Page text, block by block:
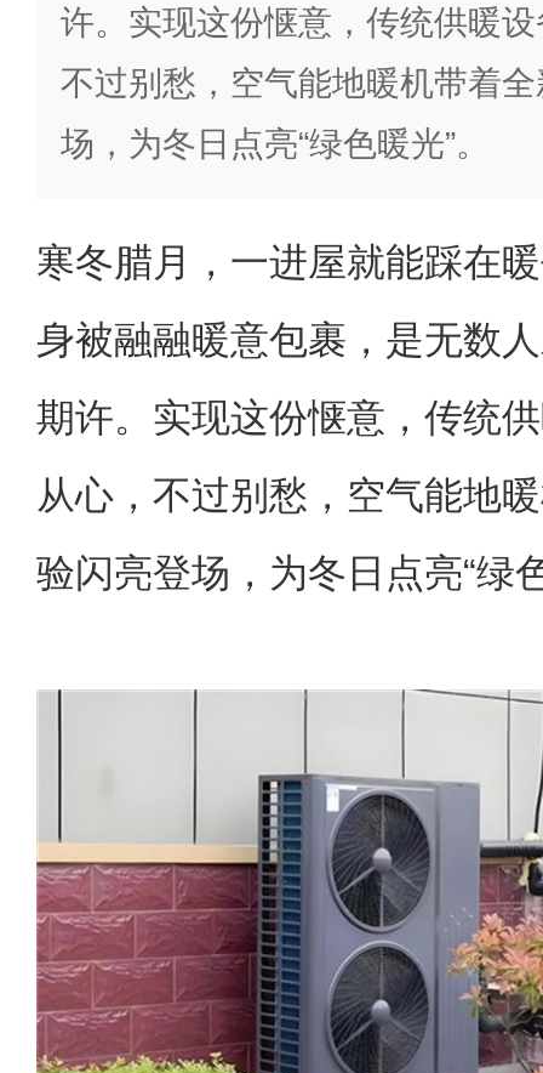
许。实现这份惬意，传统供暖
不过别愁，空气能地暖机带着
场，为冬日点亮“绿色暖光”。
寒冬腊月，一进屋就能踩在
身被融融暖意包裹，是无数
期许。实现这份惬意，传统
从心，不过别愁，空气能地
验闪亮登场，为冬日点亮“绿